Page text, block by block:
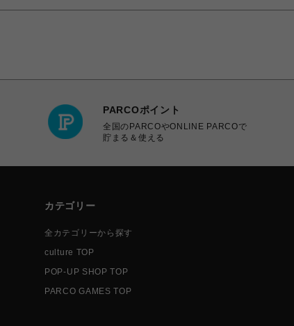
PARCOポイント
全国のPARCOやONLINE PARCOで
貯まる＆使える
カテゴリー
全カテゴリーから探す
culture TOP
POP-UP SHOP TOP
PARCO GAMES TOP